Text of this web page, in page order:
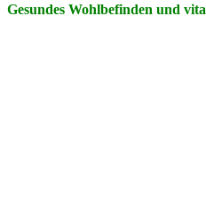
Gesundes Wohlbefinden und